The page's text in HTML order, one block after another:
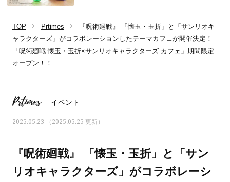
TOP Prtimes
『呪術廻戦』 「懐玉・玉折」と「サンリオキ
ャラクターズ」がコラボレーションしたテーマカフェが開催決定！
「呪術廻戦 懐玉・玉折×サンリオキャラクターズ カフェ」期間限定
オープン！！
Prtimes イベント
2025.05.23 （2025.05.25 更新）
『呪術廻戦』 「懐玉・玉折」と「サン
リオキャラクターズ」がコラボレーシ